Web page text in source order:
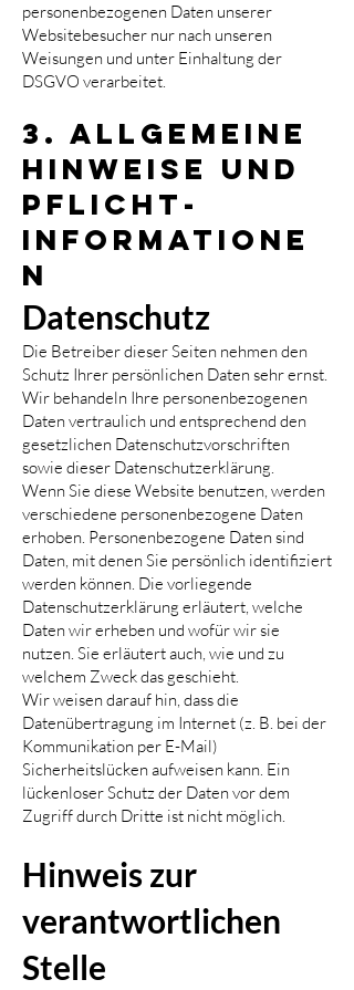
personenbezogenen Daten unserer
Websitebesucher nur nach unseren
Weisungen und unter Einhaltung der
DSGVO verarbeitet.
3. Allgemeine
Hinweise und
Pflicht­
informatione
n
Datenschutz
Die Betreiber dieser Seiten nehmen den
Schutz Ihrer persönlichen Daten sehr ernst.
Wir behandeln Ihre personenbezogenen
Daten vertraulich und entsprechend den
gesetzlichen Datenschutzvorschriften
sowie dieser Datenschutzerklärung.
Wenn Sie diese Website benutzen, werden
verschiedene personenbezogene Daten
erhoben. Personenbezogene Daten sind
Daten, mit denen Sie persönlich identifiziert
werden können. Die vorliegende
Datenschutzerklärung erläutert, welche
Daten wir erheben und wofür wir sie
nutzen. Sie erläutert auch, wie und zu
welchem Zweck das geschieht.
Wir weisen darauf hin, dass die
Datenübertragung im Internet (z. B. bei der
Kommunikation per E-Mail)
Sicherheitslücken aufweisen kann. Ein
lückenloser Schutz der Daten vor dem
Zugriff durch Dritte ist nicht möglich.
Hinweis zur
verantwortlichen
Stelle